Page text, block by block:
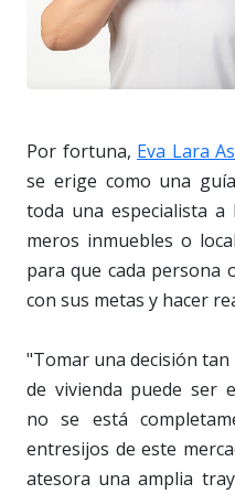
Por fortuna, Eva Lara
se erige como una
toda una especialista
meros inmuebles o
para que cada persona
con sus metas y hacer
"Tomar una decisión
de vivienda puede ser
no se está
entresijos de este
atesora una amplia